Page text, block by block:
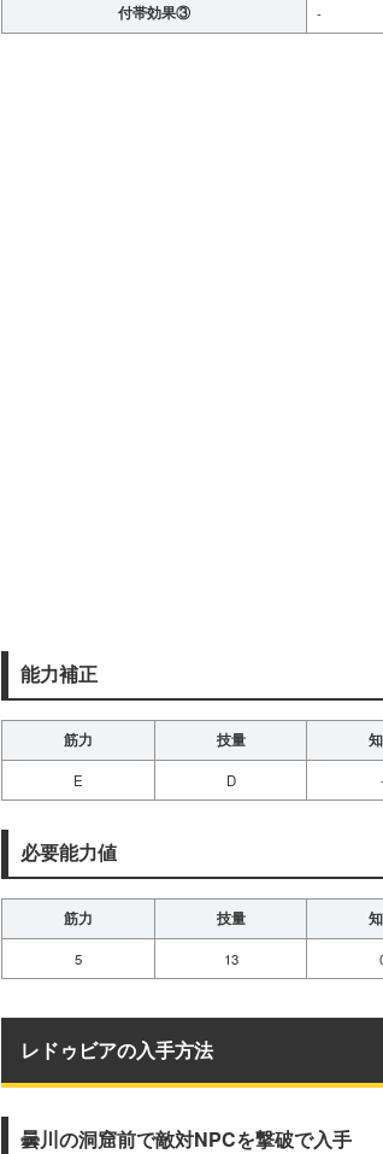
付帯効果③ -
能力補正
筋力 技量
E D
必要能力値
筋力 技量
5 13
レドゥビアの入手方法
曇川の洞窟前で敵対NPCを撃破で入手